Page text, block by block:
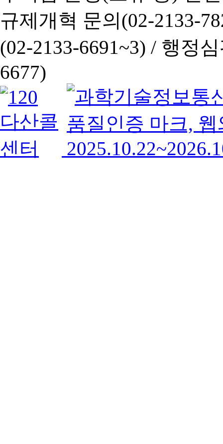
규제개혁 문의(02-2133-
(02-2133-6691~3) / 행정심
6677)